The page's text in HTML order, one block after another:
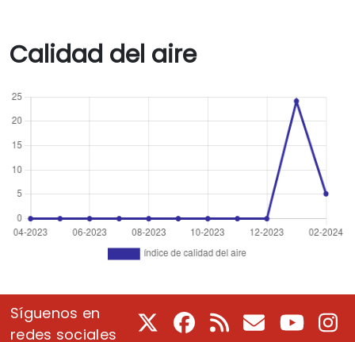
Calidad del aire
Síguenos en
redes sociales
Facebook
RSS CorreoYoutube